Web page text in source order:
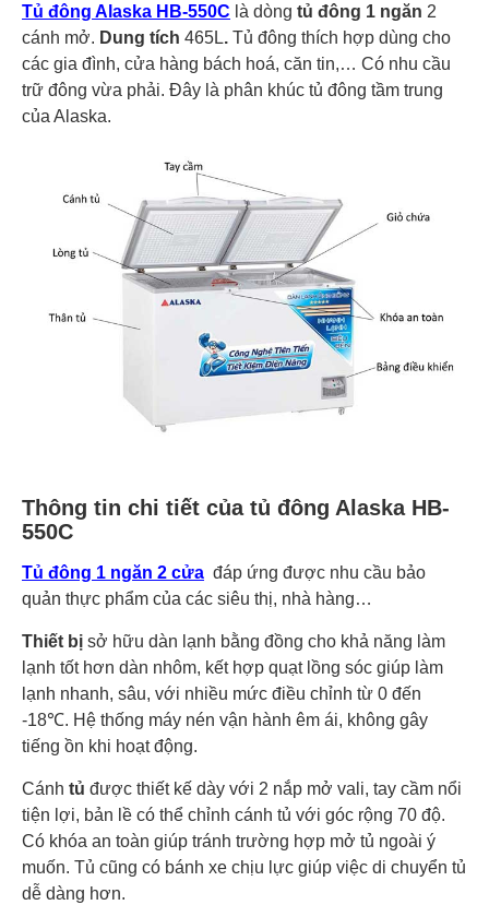
Tủ đông Alaska HB-550C là dòng tủ đông 1 ngăn 2
cánh mở. Dung tích 465L. Tủ đông thích hợp dùng cho
các gia đình, cửa hàng bách hoá, căn tin,… Có nhu cầu
trữ đông vừa phải. Đây là phân khúc tủ đông tầm trung
của Alaska.
Thông tin chi tiết của tủ đông Alaska HB-
550C
Tủ đông 1 ngăn 2 cửa đáp ứng được nhu cầu bảo
quản thực phẩm của các siêu thị, nhà hàng…
Thiết bị sở hữu dàn lạnh bằng đồng cho khả năng làm
lạnh tốt hơn dàn nhôm, kết hợp quạt lồng sóc giúp làm
lạnh nhanh, sâu, với nhiều mức điều chỉnh từ 0 đến
-18℃. Hệ thống máy nén vận hành êm ái, không gây
tiếng ồn khi hoạt động.
Cánh tủ được thiết kế dày với 2 nắp mở vali, tay cầm nổi
tiện lợi, bản lề có thể chỉnh cánh tủ với góc rộng 70 độ.
Có khóa an toàn giúp tránh trường hợp mở tủ ngoài ý
muốn. Tủ cũng có bánh xe chịu lực giúp việc di chuyển tủ
dễ dàng hơn.